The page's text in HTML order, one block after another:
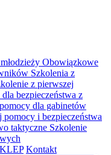
Obowiązkowe
Szkolenia z
z pierwszej
bezpieczeństwa z
dla gabinetów
pomocy i bezpieczeństwa
taktyczne Szkolenie
Kontakt